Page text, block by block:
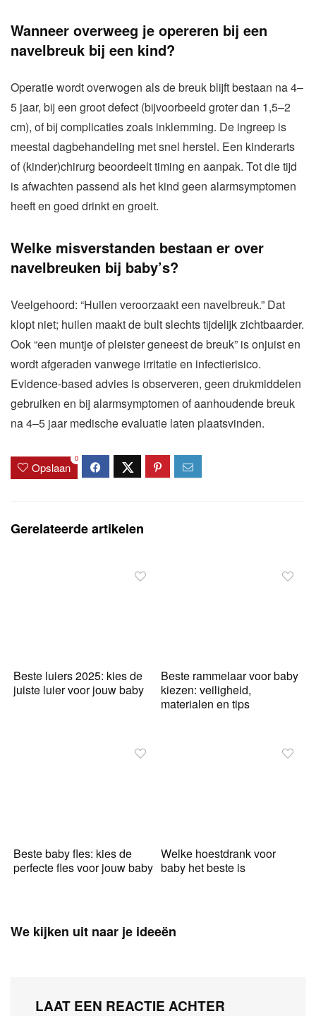
Wanneer overweeg je opereren bij een
navelbreuk bij een kind?
Operatie wordt overwogen als de breuk blijft bestaan na 4–
5 jaar, bij een groot defect (bijvoorbeeld groter dan 1,5–2
cm), of bij complicaties zoals inklemming. De ingreep is
meestal dagbehandeling met snel herstel. Een kinderarts
of (kinder)chirurg beoordeelt timing en aanpak. Tot die tijd
is afwachten passend als het kind geen alarmsymptomen
heeft en goed drinkt en groeit.
Welke misverstanden bestaan er over
navelbreuken bij baby’s?
Veelgehoord: “Huilen veroorzaakt een navelbreuk.” Dat
klopt niet; huilen maakt de bult slechts tijdelijk zichtbaarder.
Ook “een muntje of pleister geneest de breuk” is onjuist en
wordt afgeraden vanwege irritatie en infectierisico.
Evidence‑based advies is observeren, geen drukmiddelen
gebruiken en bij alarmsymptomen of aanhoudende breuk
na 4–5 jaar medische evaluatie laten plaatsvinden.
Opslaan
0
Gerelateerde artikelen
Beste luiers 2025: kies de
juiste luier voor jouw baby
Beste rammelaar voor baby
kiezen: veiligheid,
materialen en tips
Beste baby fles: kies de
perfecte fles voor jouw baby
Welke hoestdrank voor
baby het beste is
We kijken uit naar je ideeën
LAAT EEN REACTIE ACHTER